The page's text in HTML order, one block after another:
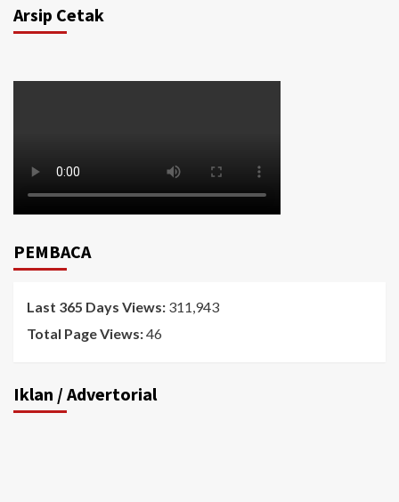
Arsip Cetak
PEMBACA
Last 365 Days Views: 311,943
Total Page Views:46
Iklan / Advertorial